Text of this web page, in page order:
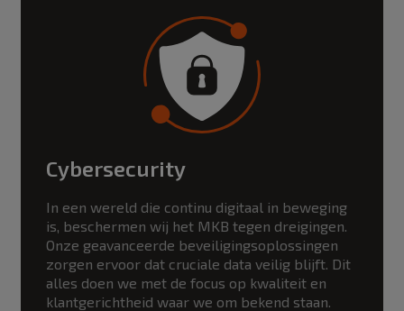
Cybersecurity
In een wereld die continu digitaal in beweging
is, beschermen wij het MKB tegen dreigingen.
Onze geavanceerde beveiligingsoplossingen
zorgen ervoor dat cruciale data veilig blijft. Dit
alles doen we met de focus op kwaliteit en
klantgerichtheid waar we om bekend staan.